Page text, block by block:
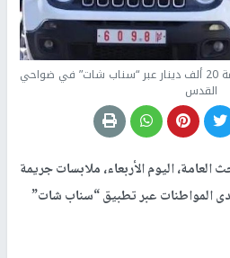
شرطة فلسطين: ابتزاز مالي بقيمة 20 ألف دينار عبر “سناب شات” في ضواحي
القدس
العامة، اليوم الأربعاء، ملابسات جريمة
المواطنات عبر تطبيق “سناب شات”